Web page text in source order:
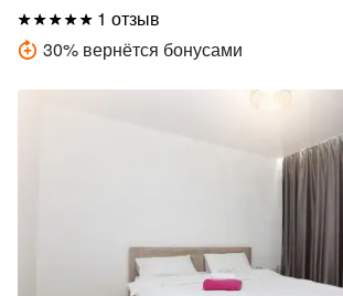
1 отзыв
30% вернётся бонусами